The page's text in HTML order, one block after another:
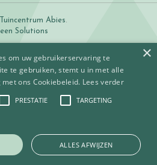
Tuincentrum Abies.
Solutions
voorwaarden
Contact
×
om uw gebruikerservaring te
te gebruiken, stemt u in met alle
ons Cookiebeleid. Lees verder
PRESTATIE TARGETING
ALLES AFWIJZEN